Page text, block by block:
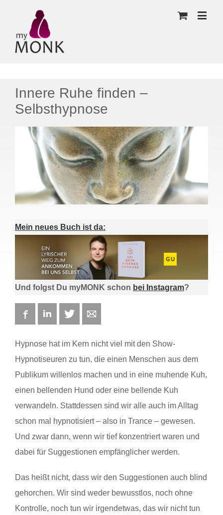
Innere Ruhe finden –
Selbsthypnose
Mein neues Buch ist da:
Und folgst Du myMONK schon bei Instagram?
FacebookLinkedIn Twitter
Hypnose hat im Kern nicht viel mit den Show-
Hypnotiseuren zu tun, die einen Menschen aus dem
Publikum willenlos machen und in eine muhende Kuh,
einen bellenden Hund oder eine bellende Kuh
verwandeln. Stattdessen sind wir alle auch im Alltag
schon mal hypnotisiert – also in Trance – gewesen.
Und zwar dann, wenn wir tief konzentriert waren und
dabei für Suggestionen empfänglicher werden.
Das heißt nicht, dass wir den Suggestionen auch blind
gehorchen. Wir sind weder bewusstlos, noch ohne
Kontrolle, noch tun wir irgendetwas, das wir nicht tun